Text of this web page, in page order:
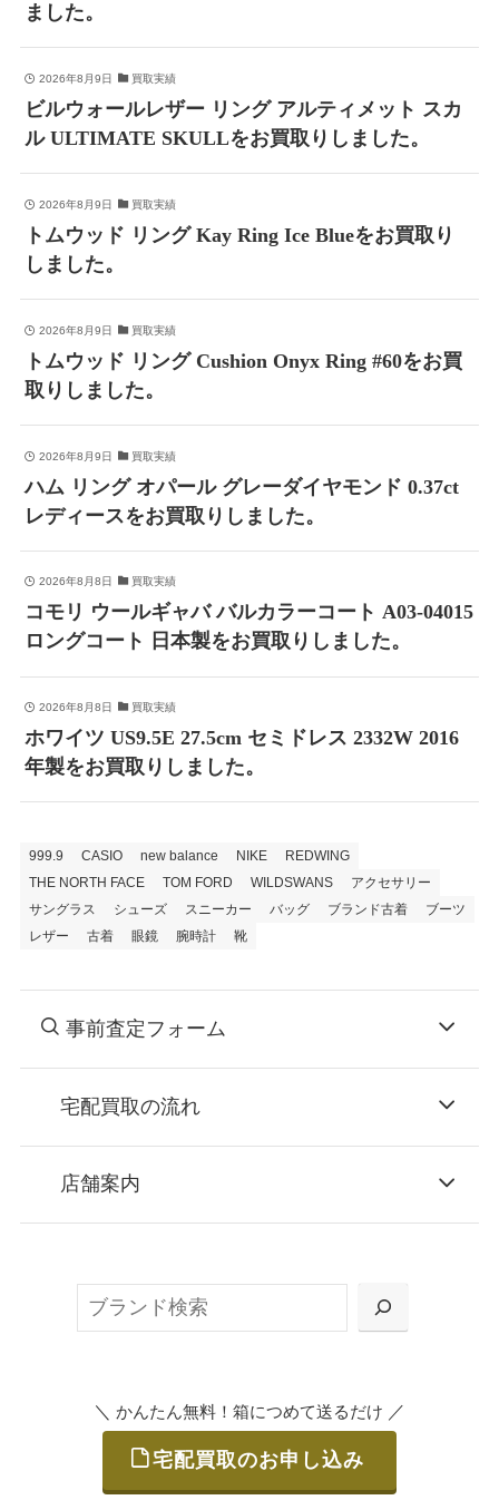
ました。
2026年8月9日 買取実績
ビルウォールレザー リング アルティメット スカ
ル ULTIMATE SKULLをお買取りしました。
2026年8月9日 買取実績
トムウッド リング Kay Ring Ice Blueをお買取り
しました。
2026年8月9日 買取実績
トムウッド リング Cushion Onyx Ring #60をお買
取りしました。
2026年8月9日 買取実績
ハム リング オパール グレーダイヤモンド 0.37ct
レディースをお買取りしました。
2026年8月8日 買取実績
コモリ ウールギャバ バルカラーコート A03-04015
ロングコート 日本製をお買取りしました。
2026年8月8日 買取実績
ホワイツ US9.5E 27.5cm セミドレス 2332W 2016
年製をお買取りしました。
999.9 CASIO new balance NIKE
REDWING
THE NORTH FACE
TOM FORD WILDSWANS
アクセサリー
サングラス
シューズ スニーカー バッグ ブランド古着
ブーツ
レザー
古着 眼鏡 腕時計 靴
事前査定フォーム
宅配買取の流れ
お申込み
または梱包材不要の「集荷申込」からお選び
ご発送
店舗案内
＼ かんたん無料！箱につめて送るだけ ／
宅配買取のお申し込み